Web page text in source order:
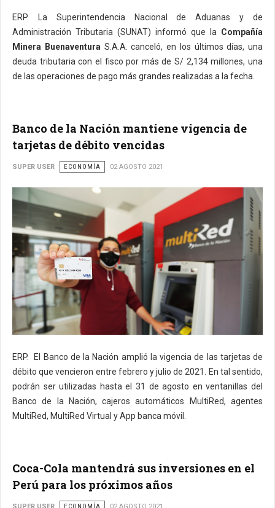
ERP. La Superintendencia Nacional de Aduanas y de
Administración Tributaria (SUNAT) informó que la Compañía
Minera Buenaventura S.A.A. canceló, en los últimos días, una
deuda tributaria con el fisco por más de S/ 2,134 millones, una
de las operaciones de pago más grandes realizadas a la fecha.
Banco de la Nación mantiene vigencia de
tarjetas de débito vencidas
SUPER USER ECONOMÍA 02 AGOSTO 2021
ERP. El Banco de la Nación amplió la vigencia de las tarjetas de
débito que vencieron entre febrero y julio de 2021. En tal sentido,
podrán ser utilizadas hasta el 31 de agosto en ventanillas del
Banco de la Nación, cajeros automáticos MultiRed, agentes
MultiRed, MultiRed Virtual y App banca móvil.
Coca-Cola mantendrá sus inversiones en el
Perú para los próximos años
SUPER USER ECONOMÍA 02 AGOSTO 2021